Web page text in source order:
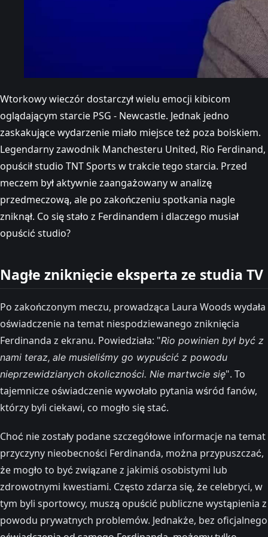
Wtorkowy wieczór dostarczył wielu emocji kibicom
oglądającym starcie PSG - Newcastle. Jednak jedno
zaskakujące wydarzenie miało miejsce też poza boiskiem.
Legendarny zawodnik Manchesteru United, Rio Ferdinand,
opuścił studio TNT Sports w trakcie tego starcia. Przed
meczem był aktywnie zaangażowany w analizę
przedmeczową, ale po zakończeniu spotkania nagle
zniknął. Co się stało z Ferdinandem i dlaczego musiał
opuścić studio?
Nagłe zniknięcie eksperta ze studia TV
Po zakończonym meczu, prowadząca Laura Woods wydała
oświadczenie na temat niespodziewanego zniknięcia
Ferdinanda z ekranu. Powiedziała: "Rio powinien był być z
nami teraz, ale musieliśmy go wypuścić z powodu
nieprzewidzianych okoliczności. Nie martwcie się". To
tajemnicze oświadczenie wywołało pytania wśród fanów,
którzy byli ciekawi, co mogło się stać.
Choć nie zostały podane szczegółowe informacje na temat
przyczyny nieobecności Ferdinanda, można przypuszczać,
że mogło to być związane z jakimiś osobistymi lub
zdrowotnymi kwestiami. Często zdarza się, że celebryci, w
tym byli sportowcy, muszą opuścić publiczne wystąpienia z
powodu prywatnych problemów. Jednakże, bez oficjalnego